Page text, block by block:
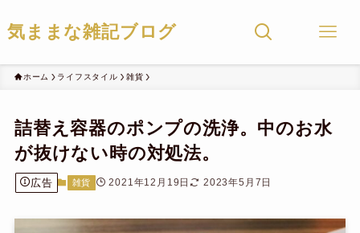
気ままな雑記ブログ
ホーム ライフスタイル 雑貨
詰替え容器のポンプの洗浄。中のお水
が抜けない時の対処法。
広告 雑貨 2021年12月19日 2023年5月7日